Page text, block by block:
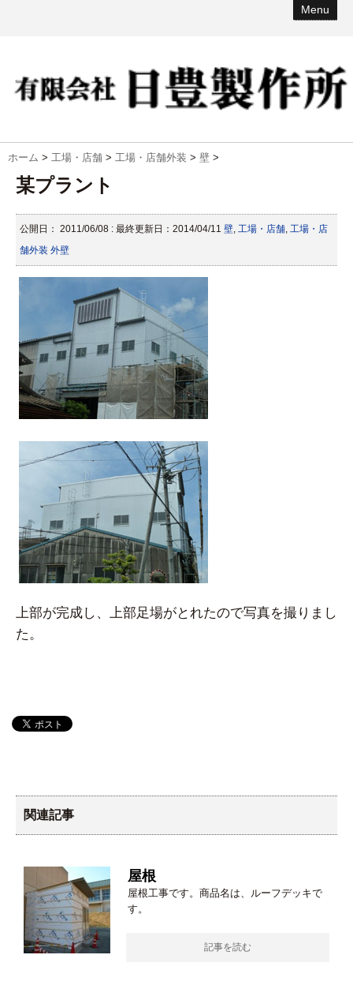
Menu
ホーム > 工場・店舗 > 工場・店舗外装 > 壁 >
某プラント
公開日： 2011/06/08 : 最終更新日：2014/04/11 壁, 工場・店舗, 工場・店
舗外装 外壁
上部が完成し、上部足場がとれたので写真を撮りまし
た。
関連記事
屋根
屋根工事です。商品名は、ルーフデッキで
す。
記事を読む